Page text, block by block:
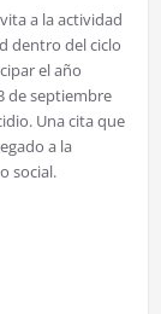
a la actividad
dentro del ciclo
el año
de septiembre
Una cita que
a la
social.